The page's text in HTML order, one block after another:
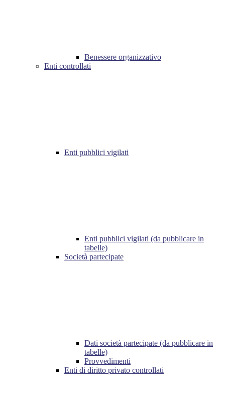
Benessere organizzativo
Enti controllati
Enti pubblici vigilati
Enti pubblici vigilati (da pubblicare in
tabelle)
Società partecipate
Dati società partecipate (da pubblicare in
tabelle)
Provvedimenti
Enti di diritto privato controllati